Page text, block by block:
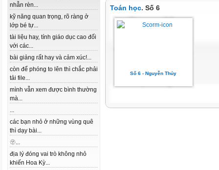
nhẫn rèn...
kỹ năng quan trọng, rõ ràng ở
lớp bé tự...
tài liệu hay, tính giáo dục cao đối
với các...
bài giảng rất hay và cảm xúc!...
còn để phóng to lên thì chắc phải
tải file...
mình vẫn xem được bình thường
mà...
...
các bạn nhỏ ở những vùng quê
thì dạy bài...
🫥...
địa lý đóng vai trò không nhỏ
khiến Hoa Kỳ...
Toán học. Số 6
Số 6 - Nguyễn Thủy